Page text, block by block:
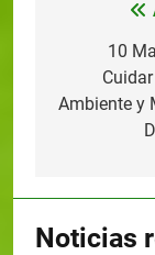
10
Ambiente y
Noticias